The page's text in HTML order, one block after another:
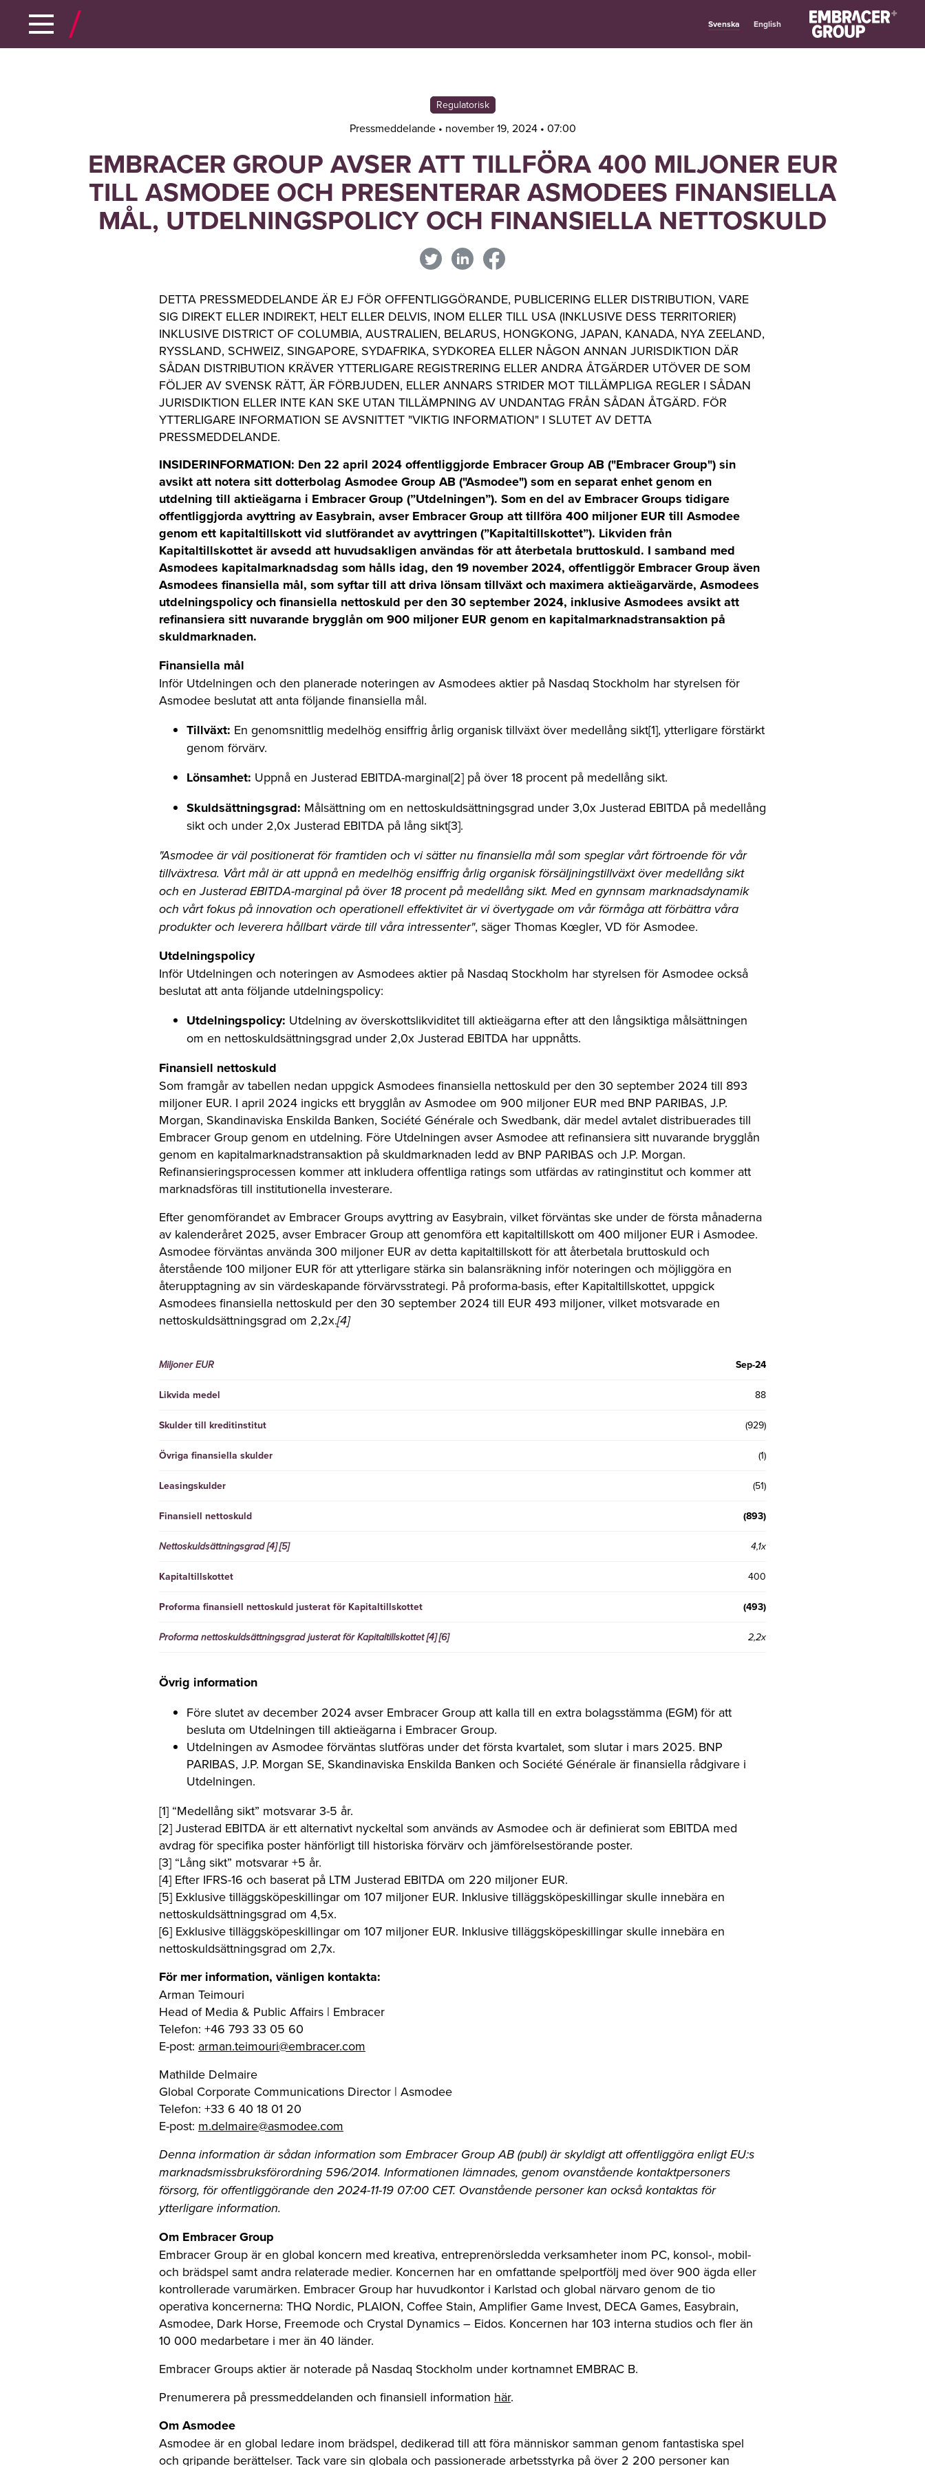
sök
Svenska English
Regulatorisk
Pressmeddelande • november 19, 2024 • 07:00
EMBRACER GROUP AVSER ATT TILLFÖRA 400 MILJONER EUR
TILL ASMODEE OCH PRESENTERAR ASMODEES FINANSIELLA
MÅL, UTDELNINGSPOLICY OCH FINANSIELLA NETTOSKULD
DETTA PRESSMEDDELANDE ÄR EJ FÖR OFFENTLIGGÖRANDE, PUBLICERING ELLER DISTRIBUTION, VARE
SIG DIREKT ELLER INDIREKT, HELT ELLER DELVIS, INOM ELLER TILL USA (INKLUSIVE DESS TERRITORIER)
INKLUSIVE DISTRICT OF COLUMBIA, AUSTRALIEN, BELARUS, HONGKONG, JAPAN, KANADA, NYA ZEELAND,
RYSSLAND, SCHWEIZ, SINGAPORE, SYDAFRIKA, SYDKOREA ELLER NÅGON ANNAN JURISDIKTION DÄR
SÅDAN DISTRIBUTION KRÄVER YTTERLIGARE REGISTRERING ELLER ANDRA ÅTGÄRDER UTÖVER DE SOM
FÖLJER AV SVENSK RÄTT, ÄR FÖRBJUDEN, ELLER ANNARS STRIDER MOT TILLÄMPLIGA REGLER I SÅDAN
JURISDIKTION ELLER INTE KAN SKE UTAN TILLÄMPNING AV UNDANTAG FRÅN SÅDAN ÅTGÄRD. FÖR
YTTERLIGARE INFORMATION SE AVSNITTET "VIKTIG INFORMATION" I SLUTET AV DETTA
PRESSMEDDELANDE.
INSIDERINFORMATION: Den 22 april 2024 offentliggjorde Embracer Group AB ("Embracer Group") sin
avsikt att notera sitt dotterbolag Asmodee Group AB ("Asmodee") som en separat enhet genom en
utdelning till aktieägarna i Embracer Group (”Utdelningen”). Som en del av Embracer Groups tidigare
offentliggjorda avyttring av Easybrain, avser Embracer Group att tillföra 400 miljoner EUR till Asmodee
genom ett kapitaltillskott vid slutförandet av avyttringen (”Kapitaltillskottet”). Likviden från
Kapitaltillskottet är avsedd att huvudsakligen användas för att återbetala bruttoskuld. I samband med
Asmodees kapitalmarknadsdag som hålls idag, den 19 november 2024, offentliggör Embracer Group även
Asmodees finansiella mål, som syftar till att driva lönsam tillväxt och maximera aktieägarvärde, Asmodees
utdelningspolicy och finansiella nettoskuld per den 30 september 2024, inklusive Asmodees avsikt att
refinansiera sitt nuvarande brygglån om 900 miljoner EUR genom en kapitalmarknadstransaktion på
skuldmarknaden.
Finansiella mål
Inför Utdelningen och den planerade noteringen av Asmodees aktier på Nasdaq Stockholm har styrelsen för
Asmodee beslutat att anta följande finansiella mål.
Tillväxt: En genomsnittlig medelhög ensiffrig årlig organisk tillväxt över medellång sikt[1], ytterligare förstärkt
genom förvärv.
Lönsamhet: Uppnå en Justerad EBITDA-marginal[2] på över 18 procent på medellång sikt.
Skuldsättningsgrad: Målsättning om en nettoskuldsättningsgrad under 3,0x Justerad EBITDA på medellång
sikt och under 2,0x Justerad EBITDA på lång sikt[3].
"Asmodee är väl positionerat för framtiden och vi sätter nu finansiella mål som speglar vårt förtroende för vår
tillväxtresa. Vårt mål är att uppnå en medelhög ensiffrig årlig organisk försäljningstillväxt över medellång sikt
och en Justerad EBITDA-marginal på över 18 procent på medellång sikt. Med en gynnsam marknadsdynamik
och vårt fokus på innovation och operationell effektivitet är vi övertygade om vår förmåga att förbättra våra
produkter och leverera hållbart värde till våra intressenter", säger Thomas Kœgler, VD för Asmodee.
Utdelningspolicy
Inför Utdelningen och noteringen av Asmodees aktier på Nasdaq Stockholm har styrelsen för Asmodee också
beslutat att anta följande utdelningspolicy:
Utdelningspolicy: Utdelning av överskottslikviditet till aktieägarna efter att den långsiktiga målsättningen
om en nettoskuldsättningsgrad under 2,0x Justerad EBITDA har uppnåtts.
Finansiell nettoskuld
Som framgår av tabellen nedan uppgick Asmodees finansiella nettoskuld per den 30 september 2024 till 893
miljoner EUR. I april 2024 ingicks ett brygglån av Asmodee om 900 miljoner EUR med BNP PARIBAS, J.P.
Morgan, Skandinaviska Enskilda Banken, Société Générale och Swedbank, där medel avtalet distribuerades till
Embracer Group genom en utdelning. Före Utdelningen avser Asmodee att refinansiera sitt nuvarande brygglån
genom en kapitalmarknadstransaktion på skuldmarknaden ledd av BNP PARIBAS och J.P. Morgan.
Refinansieringsprocessen kommer att inkludera offentliga ratings som utfärdas av ratinginstitut och kommer att
marknadsföras till institutionella investerare.
Efter genomförandet av Embracer Groups avyttring av Easybrain, vilket förväntas ske under de första månaderna
av kalenderåret 2025, avser Embracer Group att genomföra ett kapitaltillskott om 400 miljoner EUR i Asmodee.
Asmodee förväntas använda 300 miljoner EUR av detta kapitaltillskott för att återbetala bruttoskuld och
återstående 100 miljoner EUR för att ytterligare stärka sin balansräkning inför noteringen och möjliggöra en
återupptagning av sin värdeskapande förvärvsstrategi. På proforma-basis, efter Kapitaltillskottet, uppgick
Asmodees finansiella nettoskuld per den 30 september 2024 till EUR 493 miljoner, vilket motsvarade en
nettoskuldsättningsgrad om 2,2x.[4]
Miljoner EUR Sep-24
Likvida medel 88
Skulder till kreditinstitut (929)
Övriga finansiella skulder (1)
Leasingskulder (51)
Finansiell nettoskuld (893)
Nettoskuldsättningsgrad [4][5] 4,1x
Kapitaltillskottet 400
Proforma finansiell nettoskuld justerat för Kapitaltillskottet (493)
Proforma nettoskuldsättningsgrad justerat för Kapitaltillskottet [4] [6] 2,2x
Övrig information
Före slutet av december 2024 avser Embracer Group att kalla till en extra bolagsstämma (EGM) för att
besluta om Utdelningen till aktieägarna i Embracer Group.
Utdelningen av Asmodee förväntas slutföras under det första kvartalet, som slutar i mars 2025. BNP
PARIBAS, J.P. Morgan SE, Skandinaviska Enskilda Banken och Société Générale är finansiella rådgivare i
Utdelningen.
[1] “Medellång sikt” motsvarar 3-5 år.
[2] Justerad EBITDA är ett alternativt nyckeltal som används av Asmodee och är definierat som EBITDA med
avdrag för specifika poster hänförligt till historiska förvärv och jämförelsestörande poster.
[3] “Lång sikt” motsvarar +5 år.
[4] Efter IFRS-16 och baserat på LTM Justerad EBITDA om 220 miljoner EUR.
[5] Exklusive tilläggsköpeskillingar om 107 miljoner EUR. Inklusive tilläggsköpeskillingar skulle innebära en
nettoskuldsättningsgrad om 4,5x.
[6] Exklusive tilläggsköpeskillingar om 107 miljoner EUR. Inklusive tilläggsköpeskillingar skulle innebära en
nettoskuldsättningsgrad om 2,7x.
För mer information, vänligen kontakta:
Arman Teimouri
Head of Media & Public Affairs | Embracer
Telefon: +46 793 33 05 60
E-post: arman.teimouri@embracer.com
Mathilde Delmaire
Global Corporate Communications Director | Asmodee
Telefon: +33 6 40 18 01 20
E-post: m.delmaire@asmodee.com
Denna information är sådan information som Embracer Group AB (publ) är skyldigt att offentliggöra enligt EU:s
marknadsmissbruksförordning 596/2014. Informationen lämnades, genom ovanstående kontaktpersoners
försorg, för offentliggörande den 2024-11-19 07:00 CET. Ovanstående personer kan också kontaktas för
ytterligare information.
Om Embracer Group
Embracer Group är en global koncern med kreativa, entreprenörsledda verksamheter inom PC, konsol-, mobil-
och brädspel samt andra relaterade medier. Koncernen har en omfattande spelportfölj med över 900 ägda eller
kontrollerade varumärken. Embracer Group har huvudkontor i Karlstad och global närvaro genom de tio
operativa koncernerna: THQ Nordic, PLAION, Coffee Stain, Amplifier Game Invest, DECA Games, Easybrain,
Asmodee, Dark Horse, Freemode och Crystal Dynamics – Eidos. Koncernen har 103 interna studios och fler än
10 000 medarbetare i mer än 40 länder.
Embracer Groups aktier är noterade på Nasdaq Stockholm under kortnamnet EMBRAC B.
Prenumerera på pressmeddelanden och finansiell information här.
Om Asmodee
Asmodee är en global ledare inom brädspel, dedikerad till att föra människor samman genom fantastiska spel
och gripande berättelser. Tack vare sin globala och passionerade arbetsstyrka på över 2 200 personer kan